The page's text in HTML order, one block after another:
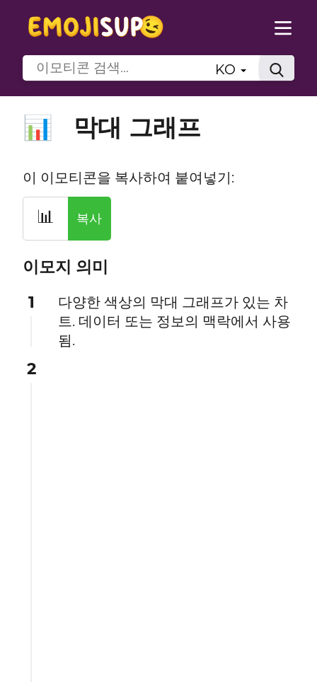
KO
📊 막대 그래프
이 이모티콘을 복사하여 붙여넣기:
📊 복사
이모지 의미
1
다양한 색상의 막대 그래프가 있는 차
트. 데이터 또는 정보의 맥락에서 사용
됨.
2